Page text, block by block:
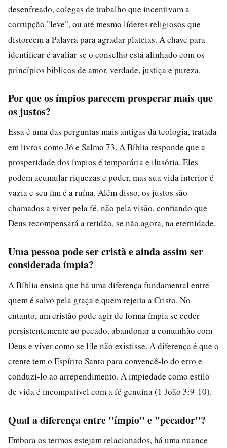
desenfreado, colegas de trabalho que incentivam a
corrupção "leve", ou até mesmo líderes religiosos que
distorcem a Palavra para agradar plateias. A chave para
identificar é avaliar se o conselho está alinhado com os
princípios bíblicos de amor, verdade, justiça e pureza.
Por que os ímpios parecem prosperar mais que
os justos?
Essa é uma das perguntas mais antigas da teologia, tratada
em livros como Jó e Salmo 73. A Bíblia responde que a
prosperidade dos ímpios é temporária e ilusória. Eles
podem acumular riquezas e poder, mas sua vida interior é
vazia e seu fim é a ruína. Além disso, os justos são
chamados a viver pela fé, não pela visão, confiando que
Deus recompensará a retidão, se não agora, na eternidade.
Uma pessoa pode ser cristã e ainda assim ser
considerada ímpia?
A Bíblia ensina que há uma diferença fundamental entre
quem é salvo pela graça e quem rejeita a Cristo. No
entanto, um cristão pode agir de forma ímpia se ceder
persistentemente ao pecado, abandonar a comunhão com
Deus e viver como se Ele não existisse. A diferença é que o
crente tem o Espírito Santo para convencê-lo do erro e
conduzi-lo ao arrependimento. A impiedade como estilo
de vida é incompatível com a fé genuína (1 João 3:9-10).
Qual a diferença entre "ímpio" e "pecador"?
Embora os termos estejam relacionados, há uma nuance